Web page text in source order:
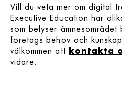
Vill du veta mer om digital
Executive Education har
som belyser
företags behov och
välkommen att
kontakta
vidare.